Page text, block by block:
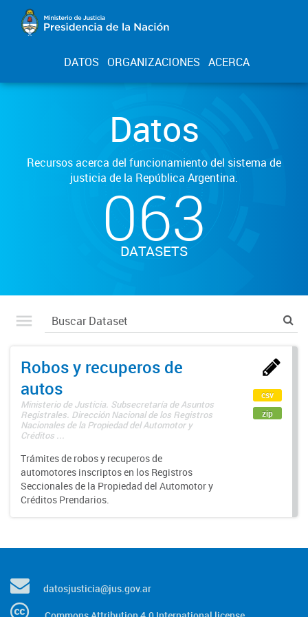
DATOS ORGANIZACIONES ACERCA
Datos
Recursos acerca del funcionamiento del sistema de
justicia de la República Argentina.
063
DATASETS
Robos y recuperos de
autos
Ministerio de Justicia. Subsecretaría de Asuntos
Registrales. Dirección Nacional de los Registros
Nacionales de la Propiedad del Automotor y
Créditos ...
Trámites de robos y recuperos de
automotores inscriptos en los Registros
Seccionales de la Propiedad del Automotor y
Créditos Prendarios.
csv
zip
datosjusticia@jus.gov.ar